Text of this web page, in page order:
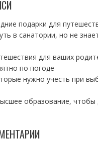
подарки для
в санатории, но не
для ваших
по погоде
нужно учесть при
образование, чтобы